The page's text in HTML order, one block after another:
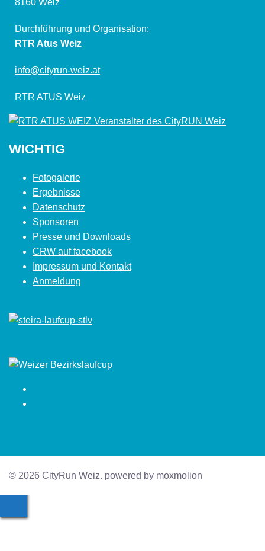
8160 Weiz
Durchführung und Organisation:
RTR Atus Weiz
info@cityrun-weiz.at
RTR ATUS Weiz
WICHTIG
Fotogalerie
Ergebnisse
Datenschutz
Sponsoren
Presse und Downloads
CRW auf facebook
Impressum und Kontakt
Anmeldung
© 2026 CityRun Weiz. powered by moxmolion